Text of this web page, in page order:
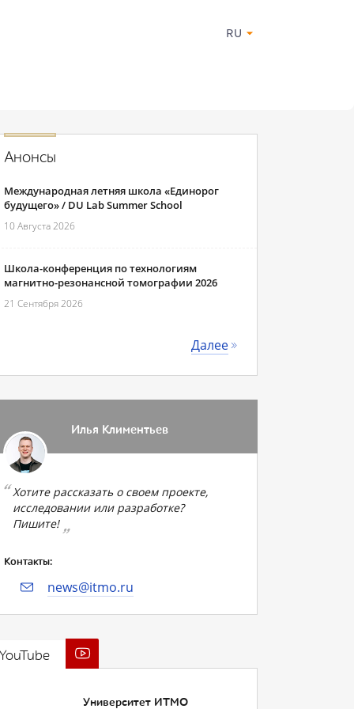
RU
Анонсы
Международная летняя школа «Единорог
будущего» / DU Lab Summer School
10 Августа 2026
Школа-конференция по технологиям
магнитно-резонансной томографии 2026
21 Сентября 2026
Далее
Илья Климентьев
Хотите рассказать о своем проекте,
исследовании или разработке?
Пишите!
Контакты:
news@itmo.ru
Университет ИТМО